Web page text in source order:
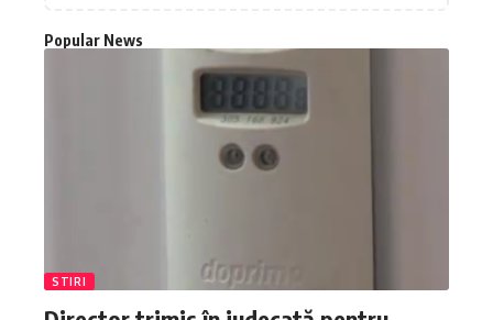
Popular News
STIRI